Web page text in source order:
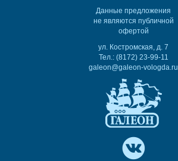
Данные предложения
не являются публичной
офертой
ул. Костромская, д. 7
Тел.: (8172) 23-99-11
galeon@galeon-vologda.ru